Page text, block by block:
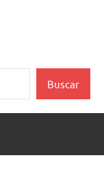
Buscar